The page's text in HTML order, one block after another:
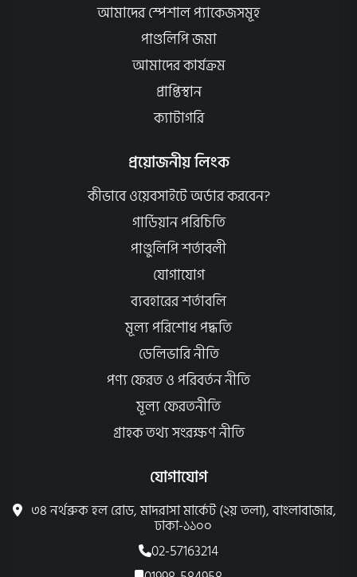
আমাদের স্পেশাল প্যাকেজসমূহ
পাণ্ডলিপি জমা
আমাদের কার্যক্রম
প্রাপ্তিস্থান
ক্যাটাগরি
প্রয়োজনীয় লিংক
কীভাবে ওয়েবসাইটে অর্ডার করবেন?
গার্ডিয়ান পরিচিতি
পাণ্ডুলিপি শর্তাবলী
যোগাযোগ
ব্যবহারের শর্তাবলি
মূল্য পরিশোধ পদ্ধতি
ডেলিভারি নীতি
পণ্য ফেরত ও পরিবর্তন নীতি
মূল্য ফেরতনীতি
গ্রাহক তথ্য সংরক্ষণ নীতি
যোগাযোগ
৩৪ নর্থব্রুক হল রোড, মাদরাসা মার্কেট (২য় তলা), বাংলাবাজার,
ঢাকা-১১০০
02-57163214